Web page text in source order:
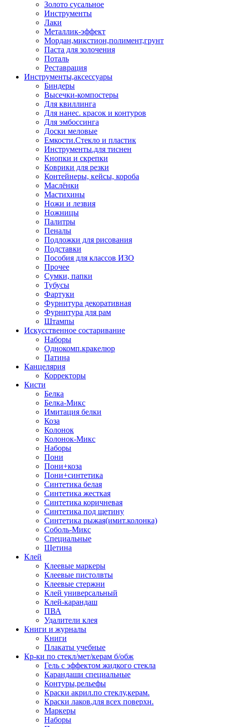
Золото сусальное
Инструменты
Лаки
Металлик-эффект
Мордан,микстион,полимент,грунт
Паста для золочения
Поталь
Реставрация
Инструменты,аксессуары
Биндеры
Высечки-компостеры
Для квиллинга
Для нанес. красок и контуров
Для эмбоссинга
Доски меловые
Емкости.Стекло и пластик
Инструменты.для тиснен
Кнопки и скрепки
Коврики для резки
Контейнеры, кейсы, короба
Маслёнки
Мастихины
Ножи и лезвия
Ножницы
Палитры
Пеналы
Подложки для рисования
Подставки
Пособия для классов ИЗО
Прочее
Сумки, папки
Тубусы
Фартуки
Фурнитура декоративная
Фурнитура для рам
Штампы
Искусственное состаривание
Наборы
Однокомп.кракелюр
Патина
Канцелярия
Корректоры
Кисти
Белка
Белка-Микс
Имитация белки
Коза
Колонок
Колонок-Микс
Наборы
Пони
Пони+коза
Пони+синтетика
Синтетика белая
Синтетика жесткая
Синтетика коричневая
Синтетика под щетину
Синтетика рыжая(имит.колонка)
Соболь-Микс
Специальные
Щетина
Клей
Клеевые маркеры
Клеевые пистолвты
Клеевые стержни
Клей универсальный
Клей-карандаш
ПВА
Удалители клея
Книги и журналы
Книги
Плакаты учебные
Кр-ки по стекл/мет/керам б/обж
Гель с эффектом жидкого стекла
Карандаши специальные
Контуры,рельефы
Краски акрил.по стеклу,керам.
Краски лаков.для всех поверхн.
Маркеры
Наборы